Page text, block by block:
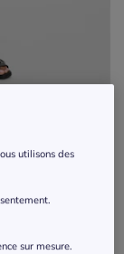
poches
utilisons des
sur mesure.